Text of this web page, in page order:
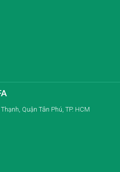
Quận Tân Phú, TP. HCM